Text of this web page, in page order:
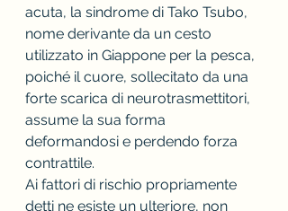
acuta, la sindrome di Tako Tsubo,
nome derivante da un cesto
utilizzato in Giappone per la pesca,
poiché il cuore, sollecitato da una
forte scarica di neurotrasmettitori,
assume la sua forma
deformandosi e perdendo forza
contrattile.
Ai fattori di rischio propriamente
detti ne esiste un ulteriore, non